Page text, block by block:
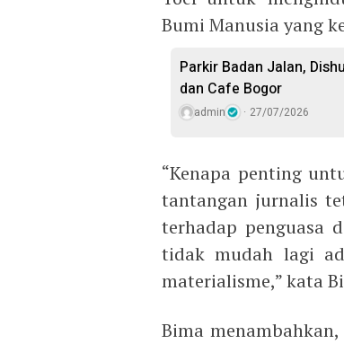
Bumi Manusia yang
Parkir Badan Jalan,
dan Cafe Bogor
admin 27/07/2026
“Kenapa penting
tantangan jurnalis
terhadap penguasa
tidak mudah lagi
materialisme,” kata
Bima